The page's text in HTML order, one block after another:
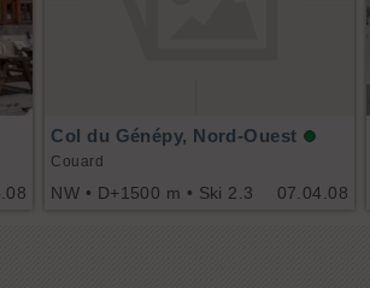
07.04.08
Col du Génépy, Nord-Ouest
Couard
NW • D+1500 m • Ski 2.3